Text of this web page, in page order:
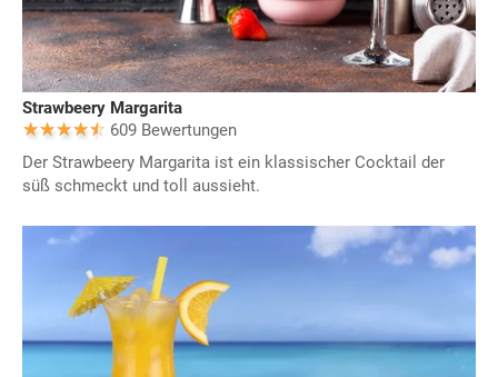
Strawbeery Margarita
609 Bewertungen
Der Strawbeery Margarita ist ein klassischer Cocktail der
süß schmeckt und toll aussieht.